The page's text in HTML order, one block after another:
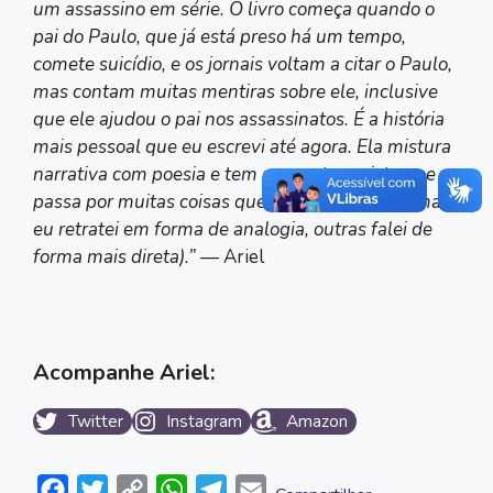
um assassino em série. O livro começa quando o
pai do Paulo, que já está preso há um tempo,
comete suicídio, e os jornais voltam a citar o Paulo,
mas contam muitas mentiras sobre ele, inclusive
que ele ajudou o pai nos assassinatos. É a história
mais pessoal que eu escrevi até agora. Ela mistura
narrativa com poesia e tem um protagonista que
passa por muitas coisas que eu já passei (algumas
eu retratei em forma de analogia, outras falei de
forma mais direta).”— Ariel
Acompanhe Ariel:
Twitter Instagram Amazon